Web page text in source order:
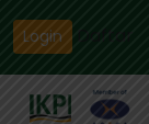
Login